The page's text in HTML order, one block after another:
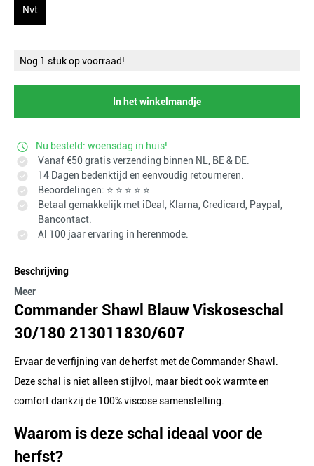
Nvt
Nog 1 stuk op voorraad!
In het winkelmandje
Nu besteld: woensdag in huis!
Vanaf €50 gratis verzending binnen NL, BE & DE.
14 Dagen bedenktijd en eenvoudig retourneren.
Beoordelingen: ⭐ ⭐ ⭐ ⭐ ⭐
Betaal gemakkelijk met iDeal, Klarna, Credicard, Paypal,
Bancontact.
Al 100 jaar ervaring in herenmode.
Beschrijving
Meer
Commander Shawl Blauw Viskoseschal
30/180 213011830/607
Ervaar de verfijning van de herfst met de Commander Shawl.
Deze schal is niet alleen stijlvol, maar biedt ook warmte en
comfort dankzij de 100% viscose samenstelling.
Waarom is deze schal ideaal voor de
herfst?